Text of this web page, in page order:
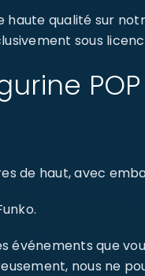
qualité sur
sous
de haut, avec
événements que
nous ne